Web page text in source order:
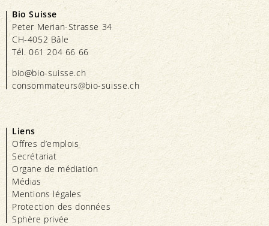
Bio Suisse
Peter Merian-Strasse 34
CH-4052 Bâle
Tél. 061 204 66 66
bio@bio-suisse.ch
consommateurs@bio-suisse.ch
Liens
Offres d’emplois
Secrétariat
Organe de médiation
Médias
Mentions légales
Protection des données
Sphère privée